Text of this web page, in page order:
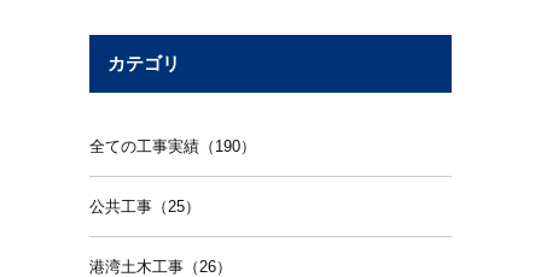
カテゴリ
全ての工事実績（190）
公共工事（25）
港湾土木工事（26）